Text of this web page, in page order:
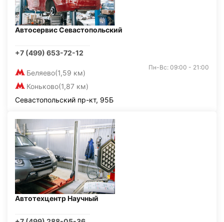
Автосервис Севастопольский
+7 (499) 653-72-12
Беляево(1,59 км)
Коньково(1,87 км)
Пн-Вс: 09:00 - 21:00
Севастопольский пр-кт, 95Б
Автотехцентр Научный